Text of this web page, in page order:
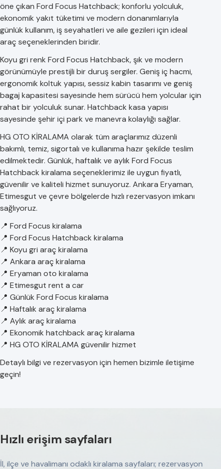
öne çıkan Ford Focus Hatchback; konforlu yolculuk,
ekonomik yakıt tüketimi ve modern donanımlarıyla
günlük kullanım, iş seyahatleri ve aile gezileri için ideal
araç seçeneklerinden biridir.
Koyu gri renk Ford Focus Hatchback, şık ve modern
görünümüyle prestijli bir duruş sergiler. Geniş iç hacmi,
ergonomik koltuk yapısı, sessiz kabin tasarımı ve geniş
bagaj kapasitesi sayesinde hem sürücü hem yolcular için
rahat bir yolculuk sunar. Hatchback kasa yapısı
sayesinde şehir içi park ve manevra kolaylığı sağlar.
HG OTO KİRALAMA olarak tüm araçlarımız düzenli
bakımlı, temiz, sigortalı ve kullanıma hazır şekilde teslim
edilmektedir. Günlük, haftalık ve aylık Ford Focus
Hatchback kiralama seçeneklerimiz ile uygun fiyatlı,
güvenilir ve kaliteli hizmet sunuyoruz. Ankara Eryaman,
Etimesgut ve çevre bölgelerde hızlı rezervasyon imkanı
sağlıyoruz.
📍 Ford Focus kiralama
📍 Ford Focus Hatchback kiralama
📍 Koyu gri araç kiralama
📍 Ankara araç kiralama
📍 Eryaman oto kiralama
📍 Etimesgut rent a car
📍 Günlük Ford Focus kiralama
📍 Haftalık araç kiralama
📍 Aylık araç kiralama
📍 Ekonomik hatchback araç kiralama
📍 HG OTO KİRALAMA güvenilir hizmet
Detaylı bilgi ve rezervasyon için hemen bizimle iletişime
geçin!
Hızlı erişim sayfaları
İl, ilçe ve havalimanı odaklı kiralama sayfaları; rezervasyon